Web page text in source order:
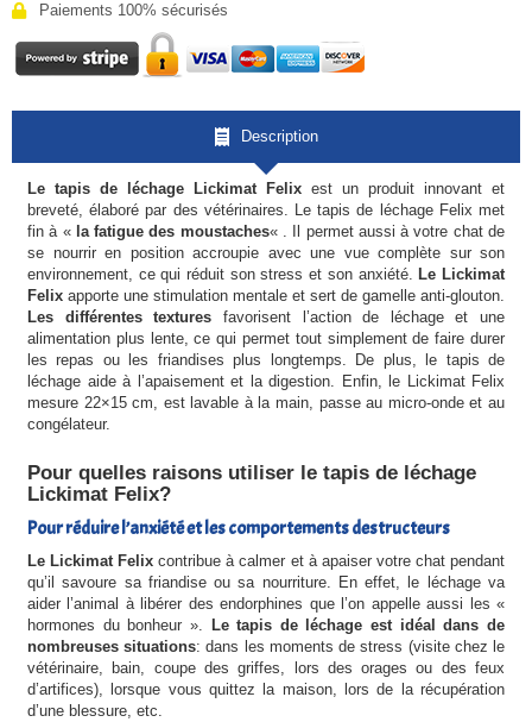
Paiements 100% sécurisés
Description
Le tapis de léchage Lickimat Felix est un produit innovant et
breveté, élaboré par des vétérinaires. Le tapis de léchage Felix met
fin à « la fatigue des moustaches« . Il permet aussi à votre chat de
se nourrir en position accroupie avec une vue complète sur son
environnement, ce qui réduit son stress et son anxiété. Le Lickimat
Felix apporte une stimulation mentale et sert de gamelle anti-glouton.
Les différentes textures favorisent l’action de léchage et une
alimentation plus lente, ce qui permet tout simplement de faire durer
les repas ou les friandises plus longtemps. De plus, le tapis de
léchage aide à l’apaisement et la digestion. Enfin, le Lickimat Felix
mesure 22×15 cm, est lavable à la main, passe au micro-onde et au
congélateur.
Pour quelles raisons utiliser le tapis de léchage
Lickimat Felix?
Pour réduire l’anxiété et les comportements destructeurs
Le Lickimat Felix contribue à calmer et à apaiser votre chat pendant
qu’il savoure sa friandise ou sa nourriture. En effet, le léchage va
aider l’animal à libérer des endorphines que l’on appelle aussi les «
hormones du bonheur ».
Le tapis de léchage est idéal dans de
nombreuses situations: dans les moments de stress (visite chez le
vétérinaire, bain, coupe des griffes, lors des orages ou des feux
d’artifices), lorsque vous quittez la maison, lors de la récupération
d’une blessure, etc.